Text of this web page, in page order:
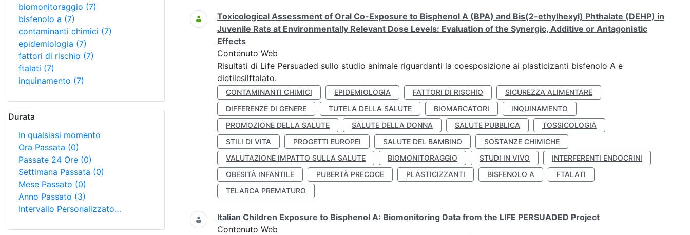
biomonitoraggio (7)
bisfenolo a (7)
contaminanti chimici (7)
epidemiologia (7)
fattori di rischio (7)
ftalati (7)
inquinamento (7)
Durata
In qualsiasi momento
Ora Passata (0)
Passate 24 Ore (0)
Settimana Passata (0)
Mese Passato (0)
Anno Passato (3)
Intervallo Personalizzato…
Toxicological Assessment of Oral Co-Exposure to Bisphenol A (BPA) and Bis(2-ethylhexyl) Phthalate (DEHP) in
Juvenile Rats at Environmentally Relevant Dose Levels: Evaluation of the Synergic, Additive or Antagonistic
Effects
Contenuto Web
Risultati di Life Persuaded sullo studio animale riguardanti la coesposizione ai plasticizanti bisfenolo A e
dietilesilftalato.
CONTAMINANTI CHIMICI EPIDEMIOLOGIA FATTORI DI RISCHIO
SICUREZZA ALIMENTARE
DIFFERENZE DI GENERE
TUTELA DELLA SALUTE BIOMARCATORI
INQUINAMENTO
PROMOZIONE DELLA SALUTE
SALUTE DELLA DONNA SALUTE PUBBLICA
TOSSICOLOGIA
STILI DI VITA
PROGETTI EUROPEI SALUTE DEL BAMBINO
SOSTANZE CHIMICHE
VALUTAZIONE IMPATTO SULLA SALUTE
BIOMONITORAGGIO STUDI IN VIVO
INTERFERENTI ENDOCRINI
OBESITÀ INFANTILE
PUBERTÀ PRECOCE PLASTICIZZANTI BISFENOLO A
FTALATI
TELARCA PREMATURO
Italian Children Exposure to Bisphenol A: Biomonitoring Data from the LIFE PERSUADED Project
Contenuto Web